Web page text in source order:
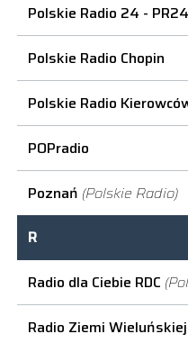
Polskie Radio 24 - PR24
Polskie Radio Chopin
Polskie Radio
POPradio
Poznań (Polskie Radio)
R
Radio dla Ciebie RDC
Radio Ziemi Wieluńskiej